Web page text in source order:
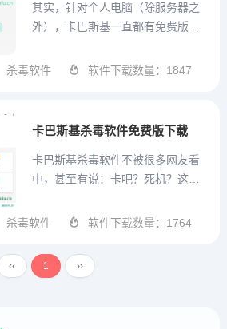
其实，针对个人电脑（除服务器之
外），卡巴斯基一直都有免费版，
免费版激活码，用于安装卡巴斯基
问我免费杀毒软件哪个最好用，说
杀毒软件 软件下载数量：1847
卡巴斯基杀毒软件免费版下载
卡巴斯基杀毒软件不被很多网友看
中，甚至有说：卡吧？死机？这都
且，也有免费版，这就为您带来最
新下载地址：卡巴斯基免费版官网
下载国内卡巴斯基官网的免费版下
杀毒软件 软件下载数量：1764
‹‹ 1 ››